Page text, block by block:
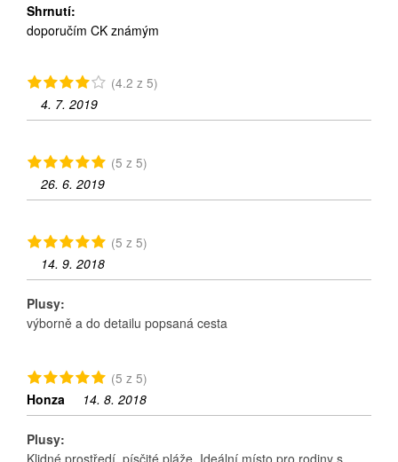
Shrnutí:
doporučím CK známým
(4.2 z 5)
4. 7. 2019
(5 z 5)
26. 6. 2019
(5 z 5)
14. 9. 2018
Plusy:
výborně a do detailu popsaná cesta
(5 z 5)
Honza
14. 8. 2018
Plusy:
Klidné prostředí, písčité pláže. Ideální místo pro rodiny s